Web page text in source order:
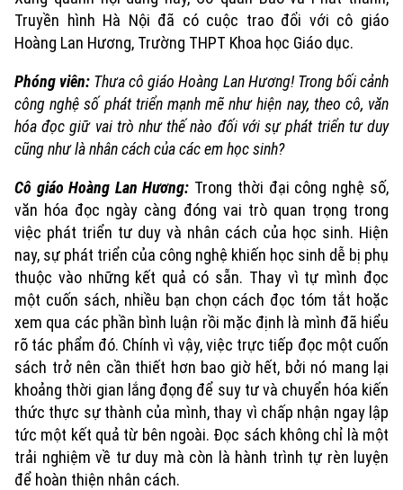
Xu hướng
Truyền hình Hà Nội đã có cuộc trao đổi với cô giáo
Hoàng Lan Hương, Trường THPT Khoa học Giáo dục.
Phóng viên: Thưa cô giáo Hoàng Lan Hương! Trong bối cảnh
công nghệ số phát triển mạnh mẽ như hiện nay, theo cô, văn
hóa đọc giữ vai trò như thế nào đối với sự phát triển tư duy
cũng như là nhân cách của các em học sinh?
Cô giáo Hoàng Lan Hương: Trong thời đại công nghệ số,
văn hóa đọc ngày càng đóng vai trò quan trọng trong
việc phát triển tư duy và nhân cách của học sinh. Hiện
nay, sự phát triển của công nghệ khiến học sinh dễ bị phụ
thuộc vào những kết quả có sẵn. Thay vì tự mình đọc
một cuốn sách, nhiều bạn chọn cách đọc tóm tắt hoặc
xem qua các phần bình luận rồi mặc định là mình đã hiểu
rõ tác phẩm đó. Chính vì vậy, việc trực tiếp đọc một cuốn
sách trở nên cần thiết hơn bao giờ hết, bởi nó mang lại
khoảng thời gian lắng đọng để suy tư và chuyển hóa kiến
thức thực sự thành của mình, thay vì chấp nhận ngay lập
tức một kết quả từ bên ngoài. Đọc sách không chỉ là một
trải nghiệm về tư duy mà còn là hành trình tự rèn luyện
để hoàn thiện nhân cách.